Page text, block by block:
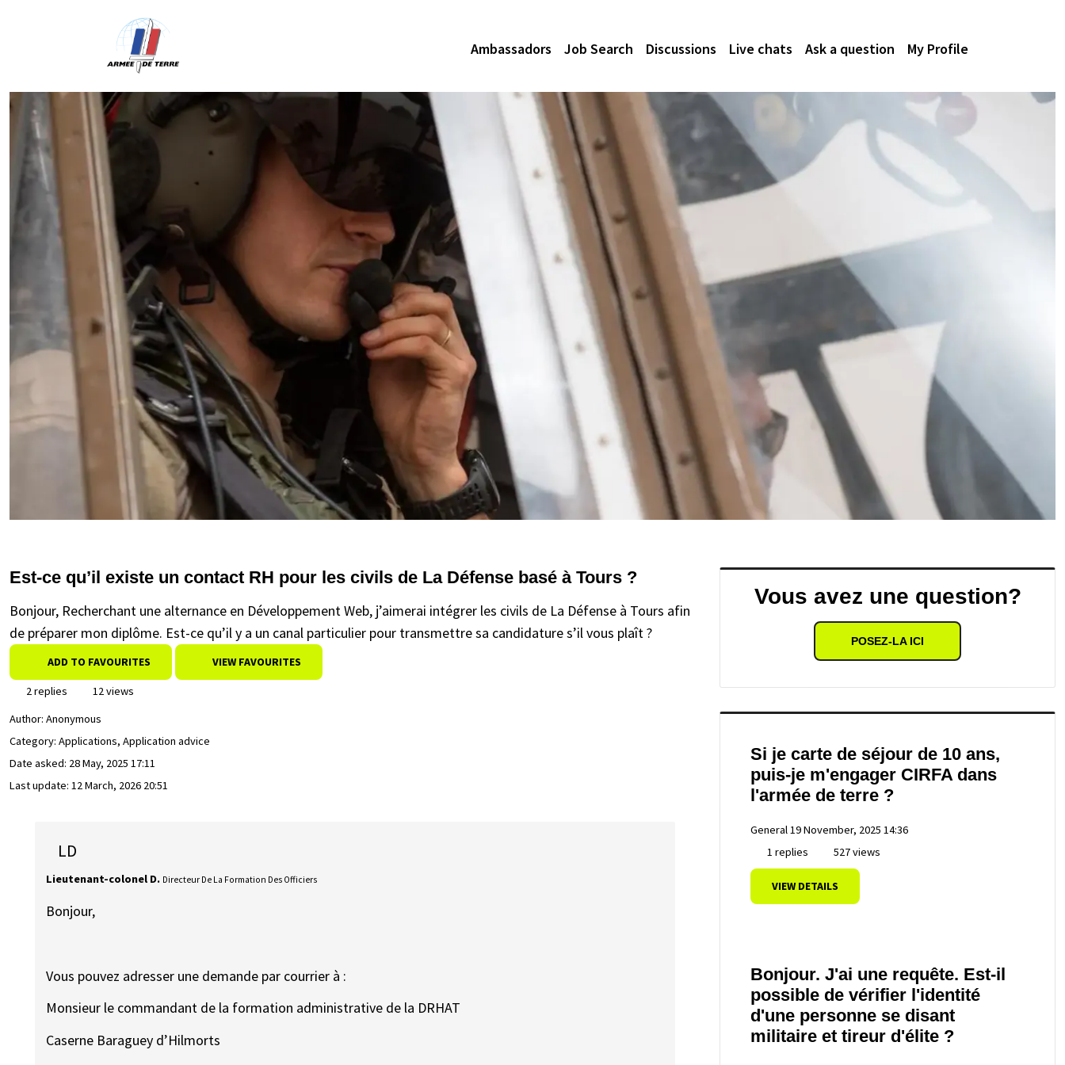
Ambassadors Job Search Discussions Live chats Ask a question My Profile
Est-ce qu’il existe un contact RH pour les civils de La Défense basé à Tours ?
Bonjour, Recherchant une alternance en Développement Web, j’aimerai intégrer les civils de La Défense à Tours afin
de préparer mon diplôme. Est-ce qu’il y a un canal particulier pour transmettre sa candidature s’il vous plaît ?
ADD TO FAVOURITES VIEW FAVOURITES
2 replies
12 views
Author: Anonymous
Category: Applications, Application advice
Date asked: 28 May, 2025 17:11
Last update: 12 March, 2026 20:51
LD
Lieutenant-colonel D. Directeur De La Formation Des Officiers
Bonjour,
Vous pouvez adresser une demande par courrier à :
Monsieur le commandant de la formation administrative de la DRHAT
Caserne Baraguey d’Hilmorts
Vous avez une question?
POSEZ-LA ICI
Si je carte de séjour de 10 ans,
puis-je m'engager CIRFA dans
l'armée de terre ?
General19 November, 2025 14:36
1 replies
527 views
VIEW DETAILS
Bonjour. J'ai une requête. Est-il
possible de vérifier l'identité
d'une personne se disant
militaire et tireur d'élite ?